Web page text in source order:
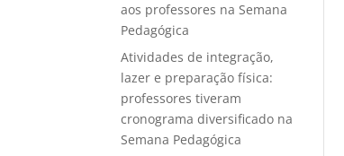
aos professores na Semana
Pedagógica
Atividades de integração,
lazer e preparação física:
professores tiveram
cronograma diversificado na
Semana Pedagógica